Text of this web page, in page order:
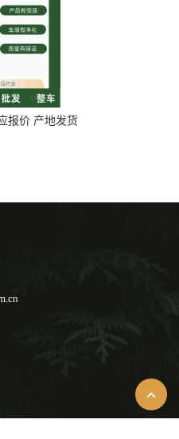
报价 产地发货